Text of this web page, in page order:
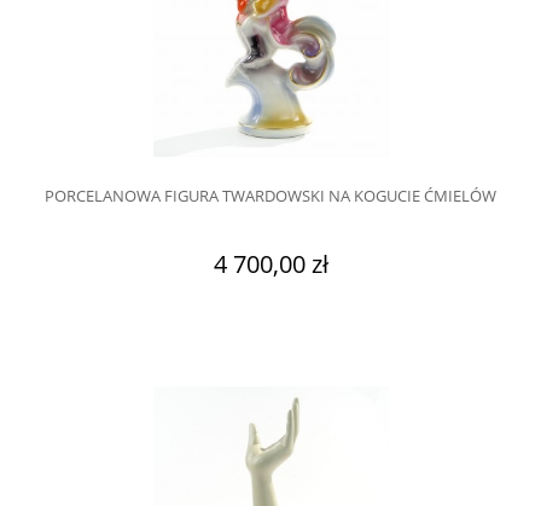
PORCELANOWA FIGURA TWARDOWSKI NA KOGUCIE ĆMIELÓW
4 700,00 zł